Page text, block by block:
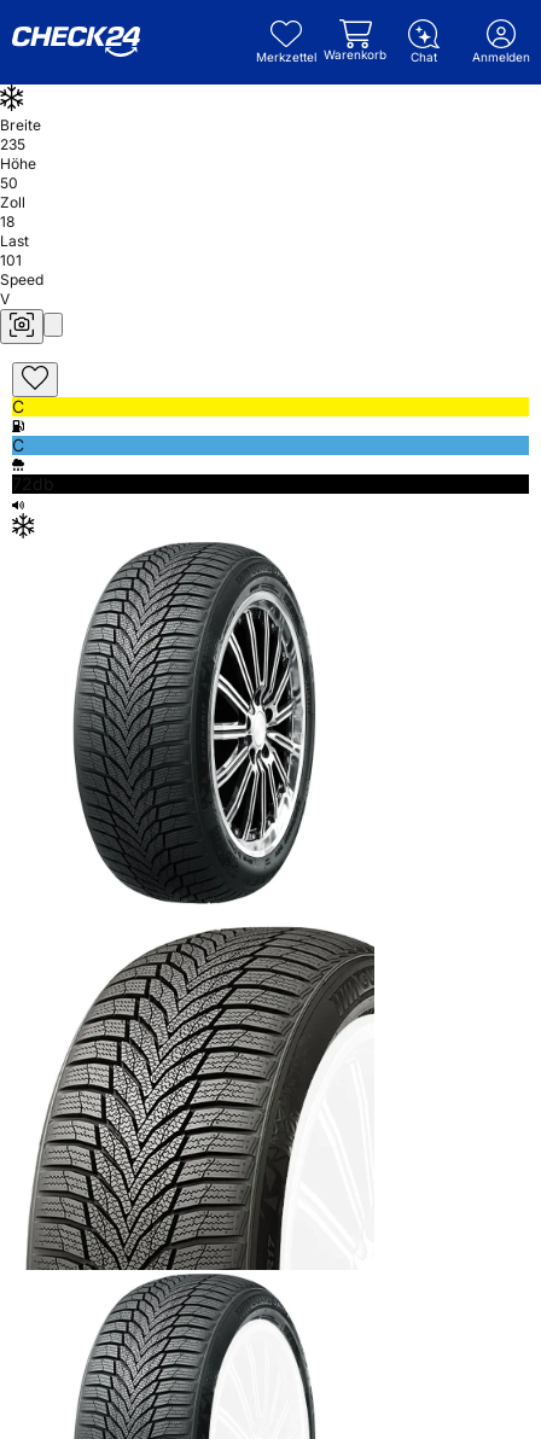
Merkzettel Warenkorb Chat Anmelden
Breite
235
Höhe
50
Zoll
18
Last
101
Speed
V
C
C
72db